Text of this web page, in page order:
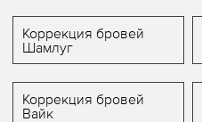
Коррекция бровей
Шамлуг
Коррекция бровей
Вайк